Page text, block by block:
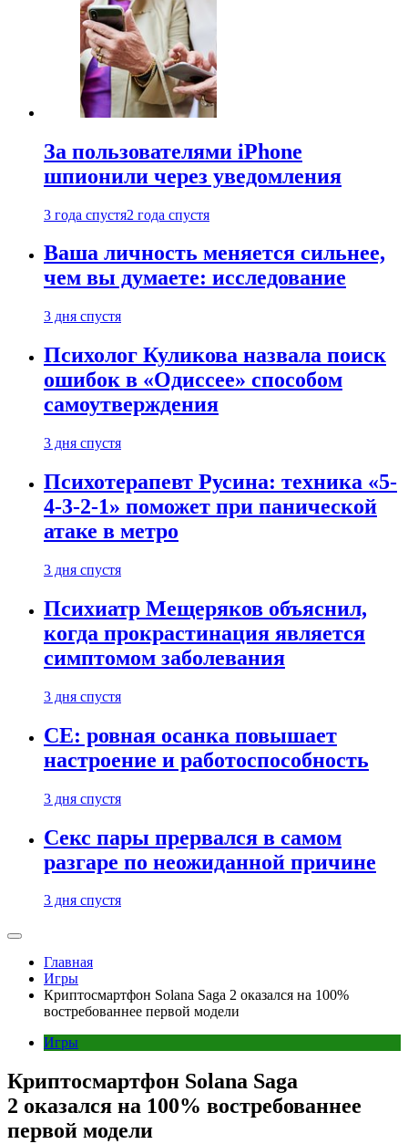
За пользователями iPhone
шпионили через уведомления
3 года спустя2 года спустя
Ваша личность меняется сильнее,
чем вы думаете: исследование
3 дня спустя
Психолог Куликова назвала поиск
ошибок в «Одиссее» способом
самоутверждения
3 дня спустя
Психотерапевт Русина: техника «5-
4-3-2-1» поможет при панической
атаке в метро
3 дня спустя
Психиатр Мещеряков объяснил,
когда прокрастинация является
симптомом заболевания
3 дня спустя
CE: ровная осанка повышает
настроение и работоспособность
3 дня спустя
Секс пары прервался в самом
разгаре по неожиданной причине
3 дня спустя
Главная
Игры
Криптосмартфон Solana Saga 2 оказался на 100%
востребованнее первой модели
Игры
Криптосмартфон Solana Saga
2 оказался на 100% востребованнее
первой модели